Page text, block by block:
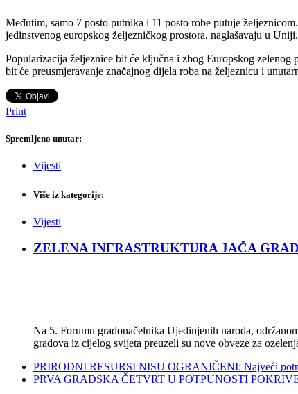
Međutim, samo 7 posto putnika i 11 posto robe putuje
jedinstvenog europskog željezničkog prostora, naglašavaju u Uniji.
Popularizacija željeznice bit će ključna i zbog Europskog zelenog
bit će preusmjeravanje značajnog dijela roba na željeznicu i
Print
Spremljeno unutar:
Vijesti
Više iz kategorije:
Vijesti
ZELENA INFRASTRUKTURA JAČA
Na 5. Forumu gradonačelnika Ujedinjenih naroda,
gradova iz cijelog svijeta preuzeli su nove obveze za
PRIRODNI RESURSI NISU OGRANIČENI: Najveći
PRVA GRADSKA ČETVRT U POTPUNOSTI